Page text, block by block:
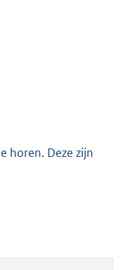
horen. Deze zijn